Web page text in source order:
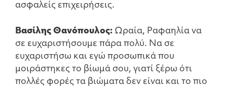
ασφαλείς επιχειρήσεις.
Βασίλης Θανόπουλος: Ωραία, Ραφαηλία να
σε ευχαριστήσουμε πάρα πολύ. Να σε
ευχαριστήσω και εγώ προσωπικά που
μοιράστηκες το βίωμά σου, γιατί ξέρω ότι
πολλές φορές τα βιώματα δεν είναι και το πιο